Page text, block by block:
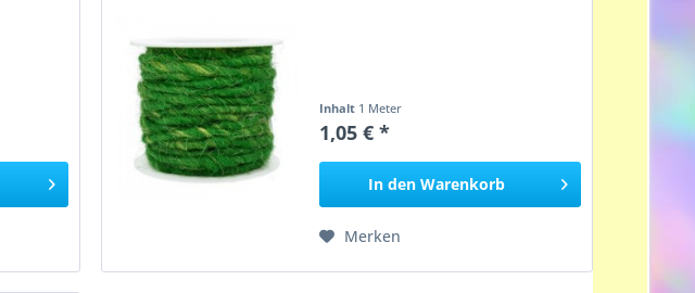
Inhalt 1 Meter
1,05 € *
In den Warenkorb
Merken